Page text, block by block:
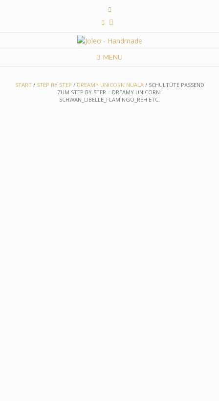
MENU
START/ STEP BY STEP / DREAMY UNICORN NUALA/ SCHULTÜTE PASSEND
ZUM STEP BY STEP – DREAMY UNICORN-
SCHWAN_LIBELLE_FLAMINGO_REH ETC.